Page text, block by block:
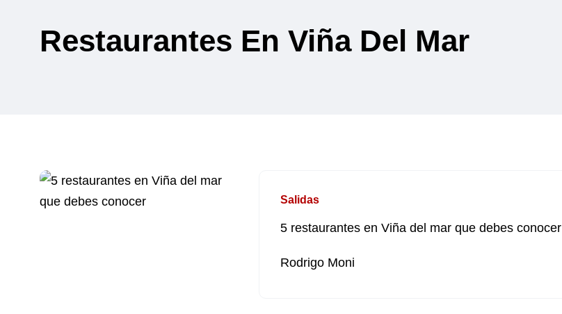
Restaurantes En Viña Del Mar
Salidas
5 restaurantes en Viña del mar que debes conocer
Rodrigo Moni